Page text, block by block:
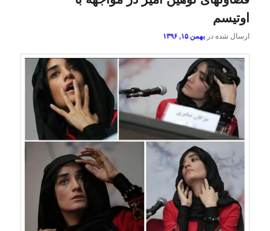
اوتیسم
ارسال شده دربهمن ۱۵, ۱۳۹۶